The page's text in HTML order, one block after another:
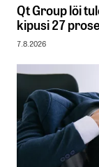
Qt Group löi
kipusi 27
7.8.2026